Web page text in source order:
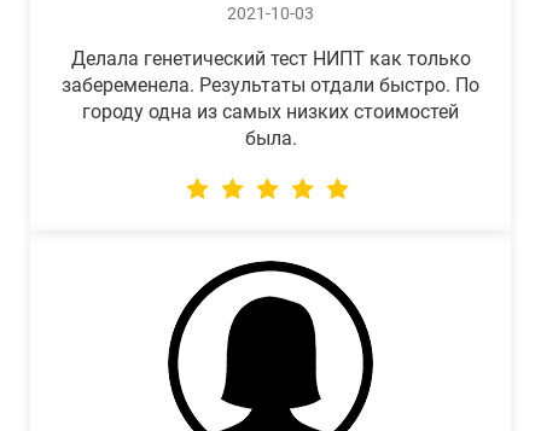
2021-10-03
Делала генетический тест НИПТ как только
забеременела. Результаты отдали быстро. По
городу одна из самых низких стоимостей
была.